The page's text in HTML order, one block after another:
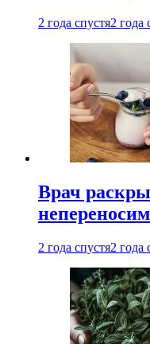
2 года спустя2 года
Врач
2 года спустя2 года